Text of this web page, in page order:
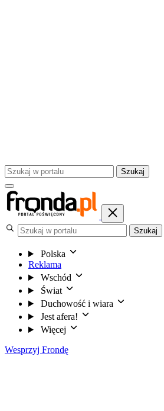
Szukaj
Szukaj
Polska
Reklama
Wschód
Świat
Duchowość i wiara
Jest afera!
Więcej
Wesprzyj Frondę